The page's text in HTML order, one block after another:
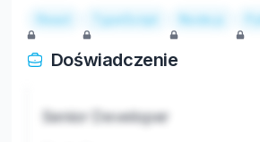
React TypeScript Node.js
Doświadczenie
Senior Developer